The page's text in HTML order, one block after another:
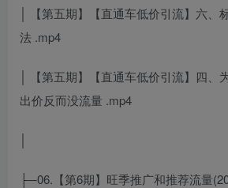
│ 【第五期】【直通车低价引流】六、
法 .mp4
│ 【第五期】【直通车低价引流】四、
出价反而没流量 .mp4
│
├─06.【第6期】旺季推广和推荐流量